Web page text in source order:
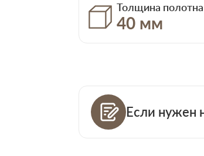
Толщина
40 мм
Если нужен